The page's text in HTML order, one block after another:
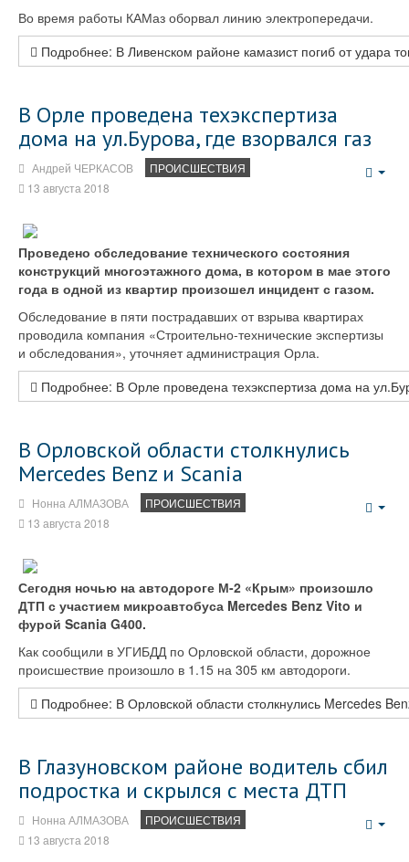
Во время работы КАМаз оборвал линию электропередачи.
Подробнее: В Ливенском районе камазист погиб от удара
В Орле проведена техэкспертиза
дома на ул.Бурова, где взорвался газ
Андрей ЧЕРКАСОВ
ПРОИСШЕСТВИЯ
13 августа 2018
Проведено обследование технического состояния
конструкций многоэтажного дома, в котором в мае этого
года в одной из квартир произошел инцидент с газом.
Обследование в пяти пострадавших от взрыва квартирах
проводила компания «Строительно-технические экспертизы
и обследования», уточняет администрация Орла.
Подробнее: В Орле проведена техэкспертиза дома на
В Орловской области столкнулись
Mercedes Benz и Scania
Нонна АЛМАЗОВА
ПРОИСШЕСТВИЯ
13 августа 2018
Сегодня ночью на автодороге М-2 «Крым» произошло
ДТП с участием микроавтобуса Mercedes Benz Vito и
фурой Scania G400.
Как сообщили в УГИБДД по Орловской области, дорожное
происшествие произошло в 1.15 на 305 км автодороги.
Подробнее: В Орловской области столкнулись Mercedes
В Глазуновском районе водитель сбил
подростка и скрылся с места ДТП
Нонна АЛМАЗОВА
ПРОИСШЕСТВИЯ
13 августа 2018